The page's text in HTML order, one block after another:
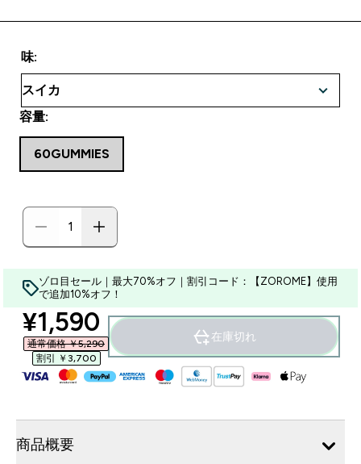
味:
容量:
60GUMMIES
ゾロ目セール｜最大70%オフ｜割引コード：【ZOROME】使用
で追加10%オフ！
discounted price
¥1,590‎
通常価格 ￥5,290‎
割引 ￥3,700‎
在庫切れ
商品概要